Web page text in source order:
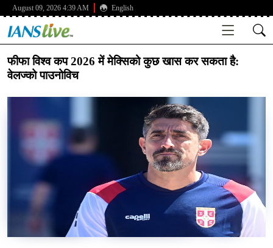
August 09, 2026 4:39 AM English
फीफा विश्व कप 2026 में मेक्सिको कुछ खास कर सकता है:
वेलज्को पाउनोविच